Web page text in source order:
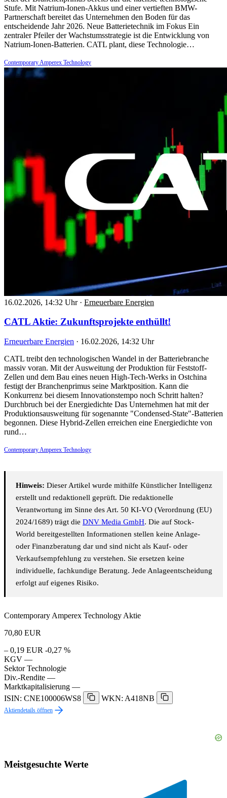
Stufe. Mit Natrium-Ionen-Akkus und einer vertieften BMW-
Partnerschaft bereitet das Unternehmen den Boden für das
entscheidende Jahr 2026. Neue Batterietechnik im Fokus Ein
zentraler Pfeiler der Wachstumsstrategie ist die Entwicklung von
Natrium-Ionen-Batterien. CATL plant, diese Technologie…
Contemporary Amperex Technology
16.02.2026, 14:32 Uhr · Erneuerbare Energien
CATL Aktie: Zukunftsprojekte enthüllt!
Erneuerbare Energien · 16.02.2026, 14:32 Uhr
CATL treibt den technologischen Wandel in der Batteriebranche
massiv voran. Mit der Ausweitung der Produktion für Feststoff-
Zellen und dem Bau eines neuen High-Tech-Werks in Ostchina
festigt der Branchenprimus seine Marktposition. Kann die
Konkurrenz bei diesem Innovationstempo noch Schritt halten?
Durchbruch bei der Energiedichte Das Unternehmen hat mit der
Produktionsausweitung für sogenannte "Condensed-State"-Batterien
begonnen. Diese Hybrid-Zellen erreichen eine Energiedichte von
rund…
Contemporary Amperex Technology
Hinweis: Dieser Artikel wurde mithilfe Künstlicher Intelligenz
erstellt und redaktionell geprüft. Die redaktionelle
Verantwortung im Sinne des Art. 50 KI-VO (Verordnung (EU)
2024/1689) trägt die DNV Media GmbH. Die auf Stock-
World bereitgestellten Informationen stellen keine Anlage-
oder Finanzberatung dar und sind nicht als Kauf- oder
Verkaufsempfehlung zu verstehen. Sie ersetzen keine
individuelle, fachkundige Beratung. Jede Anlageentscheidung
erfolgt auf eigenes Risiko.
Contemporary Amperex Technology Aktie
70,80 EUR
– 0,19 EUR -0,27 %
KGV —
Sektor Technologie
Div.-Rendite —
Marktkapitalisierung —
ISIN: CNE100006WS8
WKN: A418NB
Aktiendetails öffnen
Meistgesuchte Werte